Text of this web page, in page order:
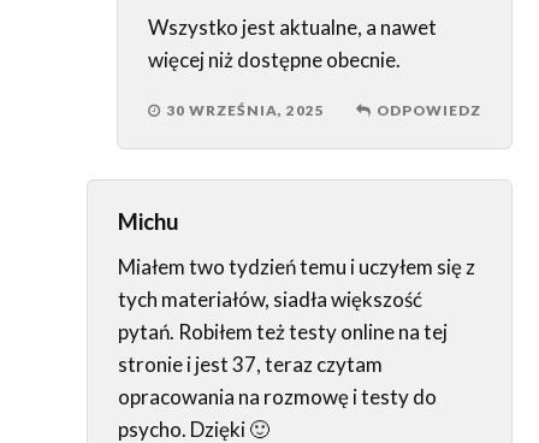
Wszystko jest aktualne, a nawet
więcej niż dostępne obecnie.
30 WRZEŚNIA, 2025 ODPOWIEDZ
Michu
Miałem two tydzień temu i uczyłem się z
tych materiałów, siadła większość
pytań. Robiłem też testy online na tej
stronie i jest 37, teraz czytam
opracowania na rozmowę i testy do
psycho. Dzięki 🙂